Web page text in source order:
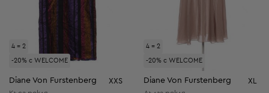
4 = 2
-20% с WELCOME
Diane Von Furstenberg XXS
4 = 2
-20% с WELCOME
Diane Von Furstenberg XL